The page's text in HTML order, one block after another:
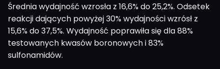
Średnia wydajność wzrosła z 16,6% do 25,2%. Odsetek
reakcji dających powyżej 30% wydajności wzrósł z
15,6% do 37,5%. Wydajność poprawiła się dla 88%
testowanych kwasów boronowych i 83%
sulfonamidów.